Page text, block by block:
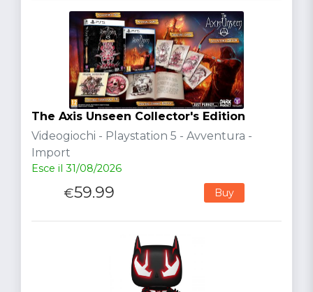
The Axis Unseen Collector's Edition
Videogiochi - Playstation 5 - Avventura -
Import
Esce il 31/08/2026
€59.99 Buy